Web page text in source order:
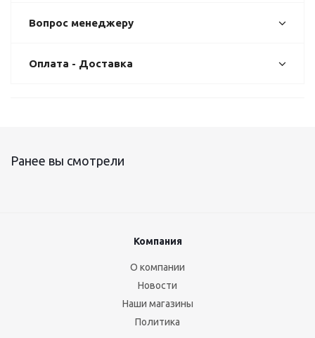
Вопрос менеджеру
Оплата - Доставка
Ранее вы смотрели
Компания
О компании
Новости
Наши магазины
Политика